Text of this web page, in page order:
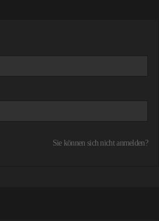
Sie können sich nicht anmelden?